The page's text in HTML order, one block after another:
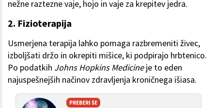
nežne raztezne vaje, hojo in vaje za krepitev jedra.
2. Fizioterapija
Usmerjena terapija lahko pomaga razbremeniti živec,
izboljšati držo in okrepiti mišice, ki podpirajo hrbtenico.
Po podatkih Johns Hopkins Medicineje to eden
najuspešnejših načinov zdravljenja kroničnega išiasa.
PREBERI ŠE